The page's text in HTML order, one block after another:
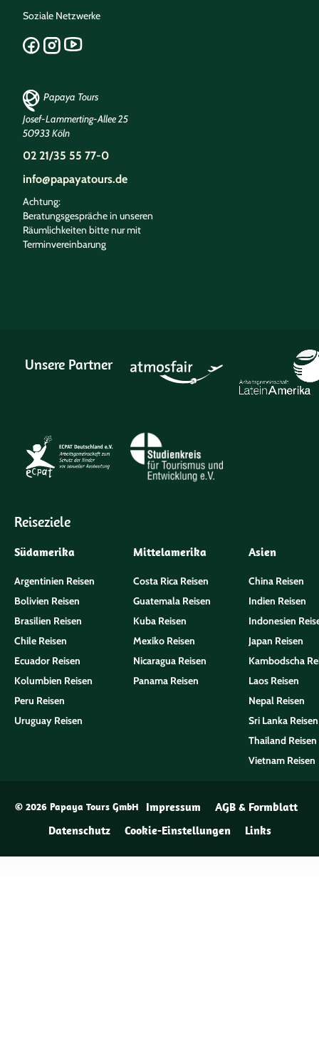
Soziale Netzwerke
Papaya Tours
Josef-Lammerting-Allee 25
50933 Köln
02 21/35 55 77-0
info@papayatours.de
Achtung:
Beratungsgespräche in unseren
Räumlichkeiten bitte nur mit
Terminvereinbarung
Unsere Partner
Reiseziele
Südamerika
Argentinien Reisen
Bolivien Reisen
Brasilien Reisen
Chile Reisen
Ecuador Reisen
Kolumbien Reisen
Peru Reisen
Uruguay Reisen
Mittelamerika
Costa Rica Reisen
Guatemala Reisen
Kuba Reisen
Mexiko Reisen
Nicaragua Reisen
Panama Reisen
Asien
China Reisen
Indien Reisen
Indonesien
Japan Reisen
Kambodscha
Laos Reisen
Nepal Reisen
Sri Lanka Reisen
Thailand Reisen
Vietnam Reisen
© 2026 Papaya Tours GmbH Impressum
AGB & Formblatt
Datenschutz
Cookie-Einstellungen Links